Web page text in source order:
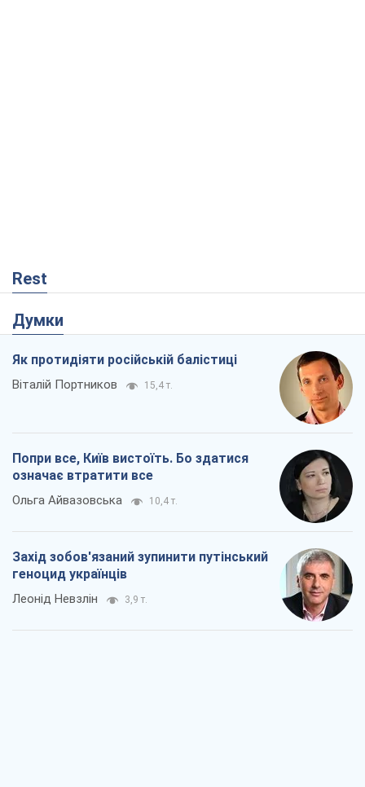
Rest
Думки
Як протидіяти російській балістиці
Віталій Портников 15,4 т.
Попри все, Київ вистоїть. Бо здатися
означає втратити все
Ольга Айвазовська 10,4 т.
Захід зобов'язаний зупинити путінський
геноцид українців
Леонід Невзлін 3,9 т.